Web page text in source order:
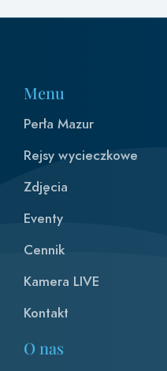
Menu
Perła Mazur
Rejsy wycieczkowe
Zdjęcia
Eventy
Cennik
Kamera LIVE
Kontakt
O nas